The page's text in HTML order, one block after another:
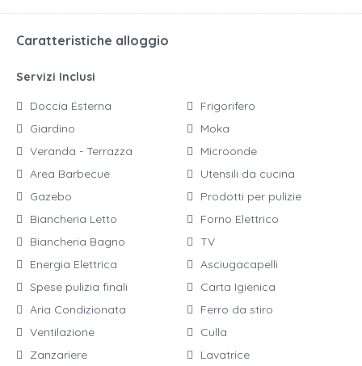
Caratteristiche alloggio
Servizi Inclusi
Doccia Esterna
Giardino
Veranda - Terrazza
Area Barbecue
Gazebo
Biancheria Letto
Biancheria Bagno
Energia Elettrica
Spese pulizia finali
Aria Condizionata
Ventilazione
Zanzariere
Frigorifero
Moka
Microonde
Utensili da cucina
Prodotti per pulizie
Forno Elettrico
TV
Asciugacapelli
Carta Igienica
Ferro da stiro
Culla
Lavatrice